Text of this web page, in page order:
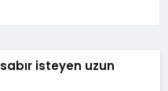
sabır isteyen uzun